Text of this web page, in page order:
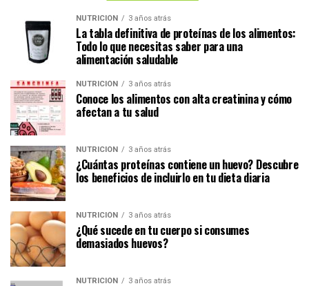
NUTRICIÓN 3 años atrás
La tabla definitiva de proteínas de los alimentos:
Todo lo que necesitas saber para una
alimentación saludable
NUTRICIÓN 3 años atrás
Conoce los alimentos con alta creatinina y cómo
afectan a tu salud
NUTRICIÓN 3 años atrás
¿Cuántas proteínas contiene un huevo? Descubre
los beneficios de incluirlo en tu dieta diaria
NUTRICIÓN 3 años atrás
¿Qué sucede en tu cuerpo si consumes
demasiados huevos?
NUTRICIÓN 3 años atrás